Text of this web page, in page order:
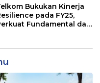
Transformasi
Bukukan Kinerja
pada FY25,
Fundamental dan